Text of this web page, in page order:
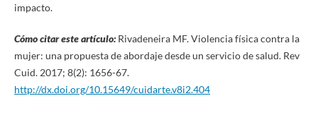
impacto.
Cómo citar este artículo:Rivadeneira MF. Violencia física contra la
mujer: una propuesta de abordaje desde un servicio de salud. Rev
Cuid. 2017; 8(2): 1656-67.
http://dx.doi.org/10.15649/cuidarte.v8i2.404